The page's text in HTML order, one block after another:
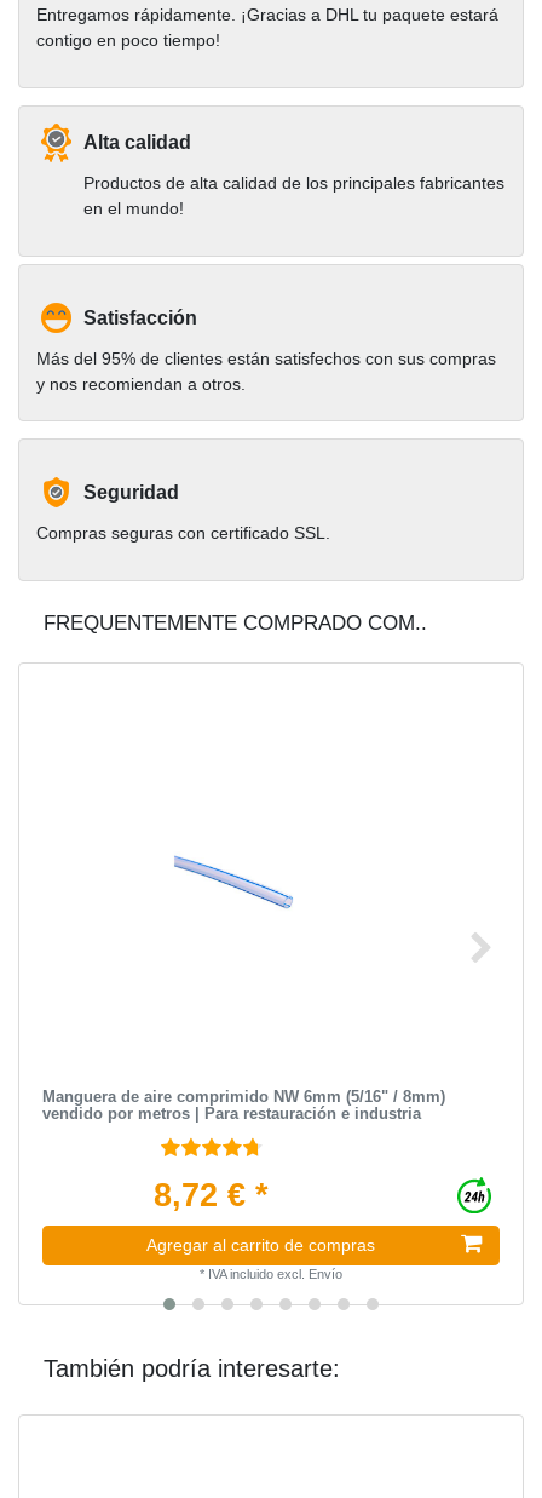
Entregamos rápidamente. ¡Gracias a DHL tu paquete estará
contigo en poco tiempo!
Alta calidad
Productos de alta calidad de los principales fabricantes
en el mundo!
Satisfacción
Más del 95% de clientes están satisfechos con sus compras
y nos recomiendan a otros.
Seguridad
Compras seguras con certificado SSL.
FREQUENTEMENTE COMPRADO COM..
Manguera de aire comprimido NW 6mm (5/16" / 8mm)
vendido por metros | Para restauración e industria
8,72 € *
Agregar al carrito de compras
* IVA incluido excl. Envío
También podría interesarte: